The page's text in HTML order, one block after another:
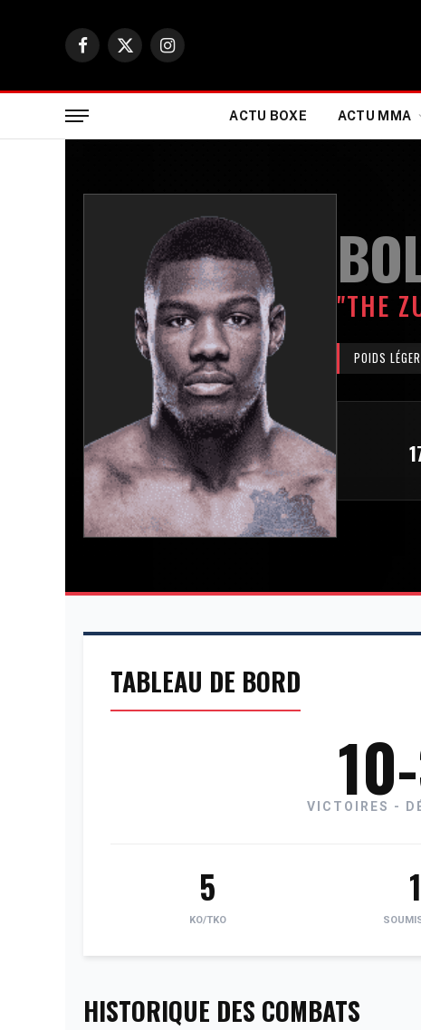
Facebook
X
Instagram
ACTU BOXE ACTU MMA
"THE
POIDS LÉGER
TABLEAU DE BORD
VICTOIRES -
5
KO/TKO
1
HISTORIQUE DES COMBATS